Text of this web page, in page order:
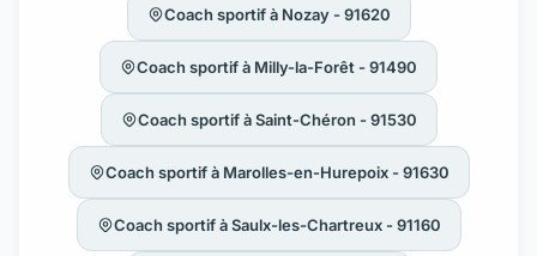
Coach sportif à Nozay - 91620
Coach sportif à Milly-la-Forêt - 91490
Coach sportif à Saint-Chéron - 91530
Coach sportif à Marolles-en-Hurepoix - 91630
Coach sportif à Saulx-les-Chartreux - 91160